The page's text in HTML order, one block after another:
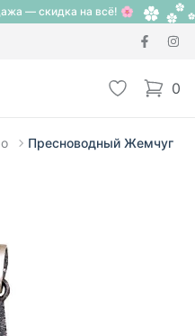
— скидка на всё! 🌸
Избранное
0
items
Пресноводный Жемчуг